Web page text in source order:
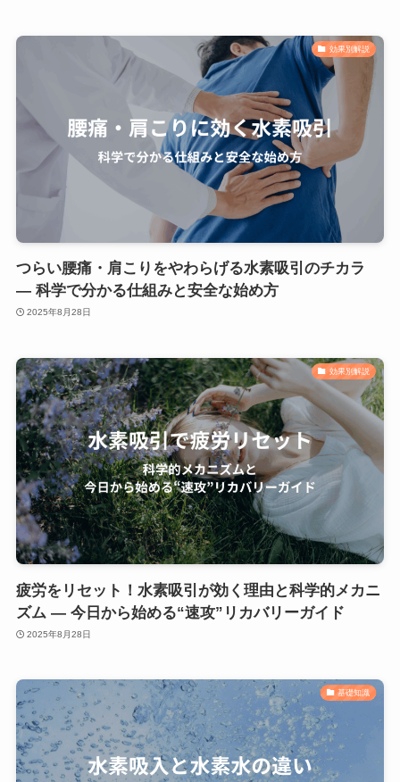
効果別解説
つらい腰痛・肩こりをやわらげる水素吸引のチカラ
— 科学で分かる仕組みと安全な始め方
2025年8月28日
効果別解説
疲労をリセット！水素吸引が効く理由と科学的メカニ
ズム — 今日から始める“速攻”リカバリーガイド
2025年8月28日
基礎知識